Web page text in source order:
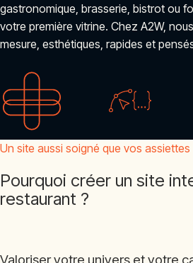
gastronomique, brasserie, bistrot ou
votre première vitrine. Chez A2W,
mesure, esthétiques, rapides et
Un site aussi soigné que vos assiettes
Pourquoi créer un site
restaurant ?